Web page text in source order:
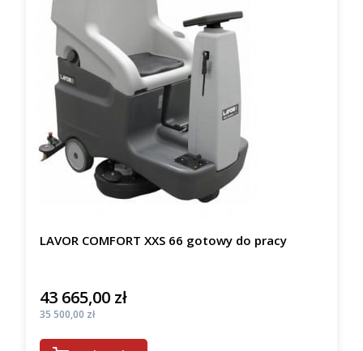
LAVOR COMFORT XXS 66 gotowy do pracy
Cena
43 665,00 zł
Cena
35 500,00 zł